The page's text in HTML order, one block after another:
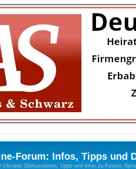
Forum: Infos, Tipps und
Ukraine: Diskussionen, Tipps und Infos zu Reisen,